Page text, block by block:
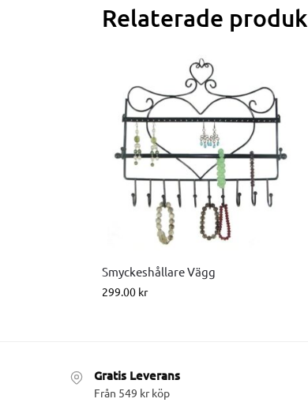
Relaterade
Smyckeshållare Vägg
299.00 kr
Gratis Leverans
Från 549 kr köp